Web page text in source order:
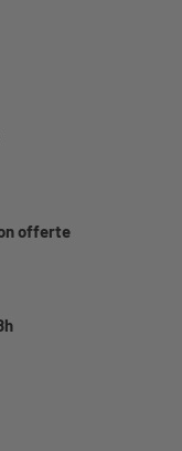
offerte